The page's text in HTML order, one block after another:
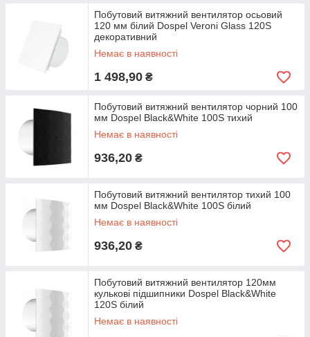
Побутовий витяжний вентилятор осьовий
120 мм білий Dospel Veroni Glass 120S
декоративний
Немає в наявності
1 498,90 ₴
Побутовий витяжний вентилятор чорний 100
мм Dospel Black&White 100S тихий
Немає в наявності
936,20 ₴
Побутовий витяжний вентилятор тихий 100
мм Dospel Black&White 100S білий
Немає в наявності
936,20 ₴
Побутовий витяжний вентилятор 120мм
кулькові підшипники Dospel Black&White
120S білий
Немає в наявності